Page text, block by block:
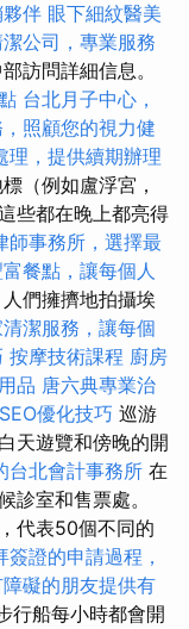
伴 眼下細紋醫美
公司，專業服務
訪問詳細信息。
台北月子中心，
照顧您的視力健
理，提供續期辦理
（例如盧浮宮，
些都在晚上都亮得
師事務所，選擇最
餐點，讓每個人
們擁擠地拍攝埃
清潔服務，讓每個
按摩技術課程 廚房
品 唐六典專業治
優化技巧 巡游
天遊覽和傍晚的開
台北會計事務所 在
診室和售票處。
代表50個不同的
簽證的申請過程，
礙的朋友提供有
行船每小時都會開